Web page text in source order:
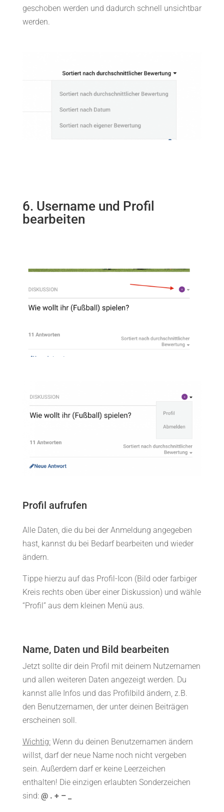
geschoben werden und dadurch schnell unsichtbar
werden.
6. Username und Profil
bearbeiten
Profil aufrufen
Alle Daten, die du bei der Anmeldung angegeben
hast, kannst du bei Bedarf bearbeiten und wieder
ändern.
Tippe hierzu auf das Profil-Icon (Bild oder farbiger
Kreis rechts oben über einer Diskussion) und wähle
“Profil” aus dem kleinen Menü aus.
Name, Daten und Bild bearbeiten
Jetzt sollte dir dein Profil mit deinem Nutzernamen
und allen weiteren Daten angezeigt werden. Du
kannst alle Infos und das Profilbild ändern, z.B.
den Benutzernamen, der unter deinen Beiträgen
erscheinen soll.
Wichtig:Wenn du deinen Benutzernamen ändern
willst, darf der neue Name noch nicht vergeben
sein. Außerdem darf er keine Leerzeichen
enthalten! Die einzigen erlaubten Sonderzeichen
sind: @ . + – _